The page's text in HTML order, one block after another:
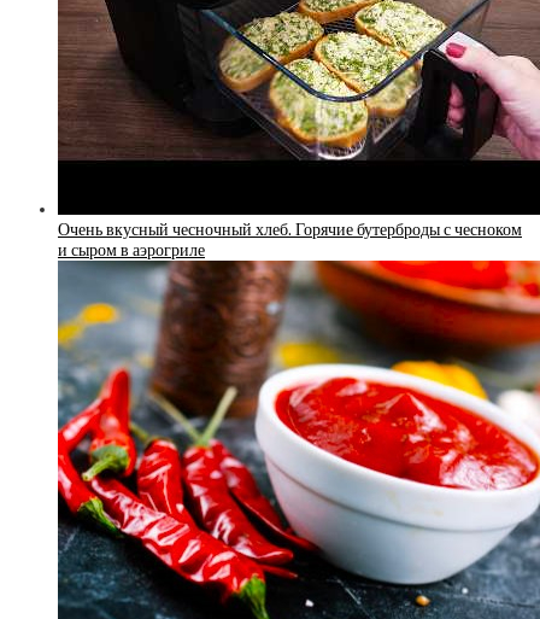
Очень вкусный чесночный хлеб. Горячие бутерброды с чесноком
и сыром в аэрогриле